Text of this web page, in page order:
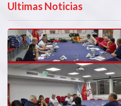
Ultimas Noticias